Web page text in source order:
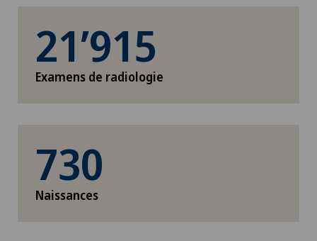
21’915
Examens de radiologie
730
Naissances